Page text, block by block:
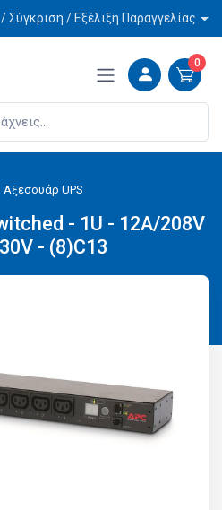
Σύγκριση / Εξέλιξη Παραγγελίας
0
Αξεσουάρ UPS
- 1U - 12A/208V
- (8)C13